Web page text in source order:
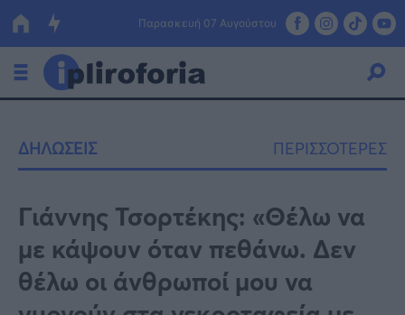
Παρασκευή 07 Αυγούστου
Οικονομία
Πολιτική
Τράπεζες
Επιδοτήσεις
Κόσμος
ΔΗΛΩΣΕΙΣ ΠΕΡΙΣΣΟΤΕΡΕΣ
Γιάννης Τσορτέκης: «Θέλω να
με κάψουν όταν πεθάνω. Δεν
θέλω οι άνθρωποί μου να